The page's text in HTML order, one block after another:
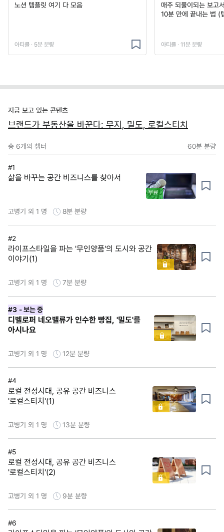
노션 템플릿 여기 다 모음
아티클 · 5분 분량
매주 되풀이되는 보고
10분 만에 끝내는 법 (
아티클 · 11분 분량
지금 보고 있는 콘텐츠
브랜드가 부동산을 바꾼다: 무지, 밀도, 로컬스티치
총 6개의 챕터 60분 분량
#1
삶을 바꾸는 공간 비즈니스를 찾아서
무료
고병기 외 1 명 8분 분량
#2
라이프스타일을 파는 '무인양품'의 도시와 공간
이야기(1)
고병기 외 1 명 7분 분량
#3 - 보는 중
디벨로퍼 네오밸류가 인수한 빵집, '밀도'를
아시나요
고병기 외 1 명 12분 분량
#4
로컬 전성시대, 공유 공간 비즈니스
'로컬스티치'(1)
고병기 외 1 명 13분 분량
#5
로컬 전성시대, 공유 공간 비즈니스
'로컬스티치'(2)
고병기 외 1 명 9분 분량
#6